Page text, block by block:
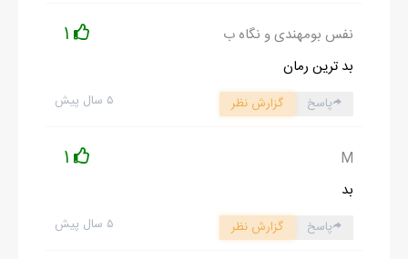
گندش نشدم!؟
ادامه رمان در اپلیکیشن
نفس بومهندی و نگاه ب 1
بد ترین رمان
۵ سال پیش پاسخ گزارش نظر
M
1
بد
۵ سال پیش پاسخ گزارش نظر